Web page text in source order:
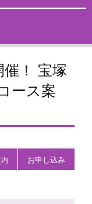
催！ 宝塚
ース案
お申し込み